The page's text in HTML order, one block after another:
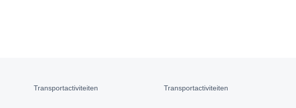
Transportactiviteiten Transportactiviteiten